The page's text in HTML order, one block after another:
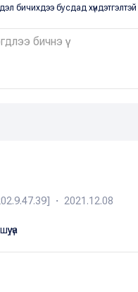
бичихдээ бусдад
・ 2021.12.08